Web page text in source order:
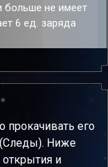
больше не имеет
6 ед. заряда
о смерти
с
от общего
прокачивать его
(Следы). Ниже
и